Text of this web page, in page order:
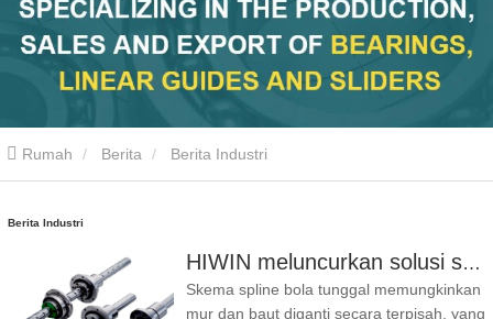
Rumah Berita Berita Industri
Berita Industri
HIWIN meluncurkan solusi spline bola tunggal - perawatan lebih mudah, peralatan lebih andal.
Skema spline bola tunggal memungkinkan
mur dan baut diganti secara terpisah, yang